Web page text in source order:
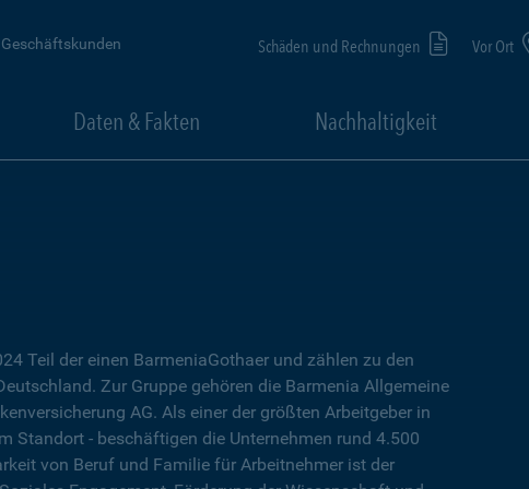
Geschäftskunden Schäden und Rechnungen Vor Ort
Daten & Fakten Nachhaltigkeit
Teil der einen BarmeniaGothaer und zählen zu den
Zur Gruppe gehören die Barmenia Allgemeine
AG. Als einer der größten Arbeitgeber in
Standort - beschäftigen die Unternehmen rund 4.500
von Beruf und Familie für Arbeitnehmer ist der